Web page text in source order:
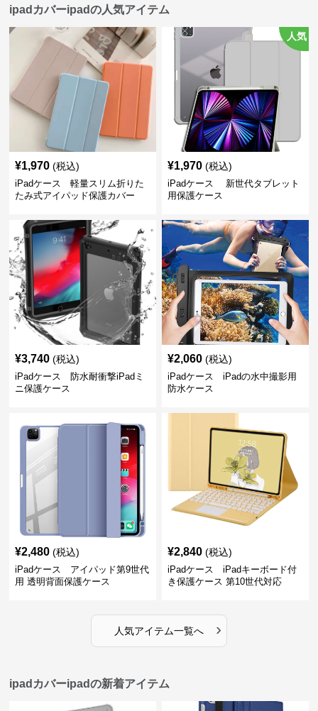
ipadカバーipadの人気アイテム
¥1,970 (税込)
iPadケース 軽量スリム折りた
たみ式アイパッド保護カバー
人気
¥1,970 (税込)
iPadケース 新世代タブレット
用保護ケース
¥3,740 (税込)
iPadケース 防水耐衝撃iPadミ
ニ保護ケース
¥2,060 (税込)
iPadケース iPadの水中撮影用
防水ケース
¥2,480 (税込)
iPadケース アイパッド第9世代
用 透明背面保護ケース
¥2,840 (税込)
iPadケース iPadキーボード付
き保護ケース 第10世代対応
人気アイテム一覧へ ›
ipadカバーipadの新着アイテム